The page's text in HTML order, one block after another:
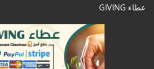
عطاء GIVING